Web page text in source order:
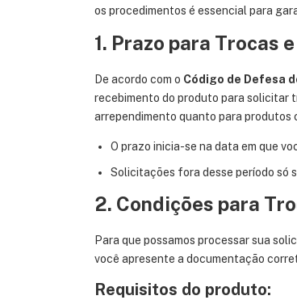
os procedimentos é essencial para
1. Prazo para Trocas
De acordo com o Código de Defesa
recebimento do produto para solicitar
arrependimento quanto para produtos
O prazo inicia-se na data em que
Solicitações fora desse período só
2. Condições para
Para que possamos processar sua
você apresente a documentação
Requisitos do produto: